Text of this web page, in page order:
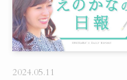
2024.05.11